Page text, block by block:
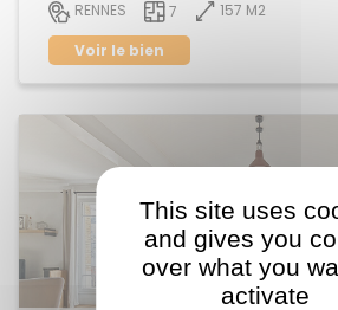
RENNES 7
157 M2
Voir le bien
This site uses
and gives you
over what you
activate